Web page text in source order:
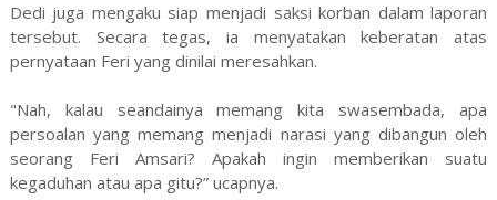
Dedi juga mengaku siap menjadi saksi korban dalam laporan
tersebut. Secara tegas, ia menyatakan keberatan atas
pernyataan Feri yang dinilai meresahkan.
"Nah, kalau seandainya memang kita swasembada, apa
persoalan yang memang menjadi narasi yang dibangun oleh
seorang Feri Amsari? Apakah ingin memberikan suatu
kegaduhan atau apa gitu?” ucapnya.